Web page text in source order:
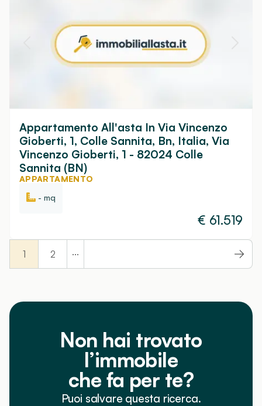
Appartamento All'asta In Via Vincenzo
Gioberti, 1, Colle Sannita, Bn, Italia, Via
Vincenzo Gioberti, 1 - 82024 Colle
Sannita (BN)
APPARTAMENTO
- mq
€ 61.519
1 2 ...
Non hai trovato
l’immobile
che fa per te?
Puoi salvare questa ricerca.